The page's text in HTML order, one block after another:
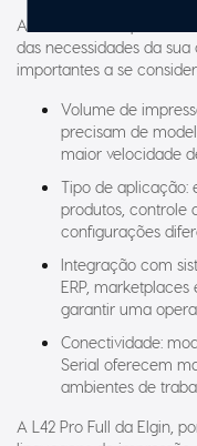
A escolha da
das necessidades da
importantes a se
precisam de
maior velocidade
produtos, controle
configurações
ERP,
garantir uma
Serial oferecem
ambientes de
linguagens de